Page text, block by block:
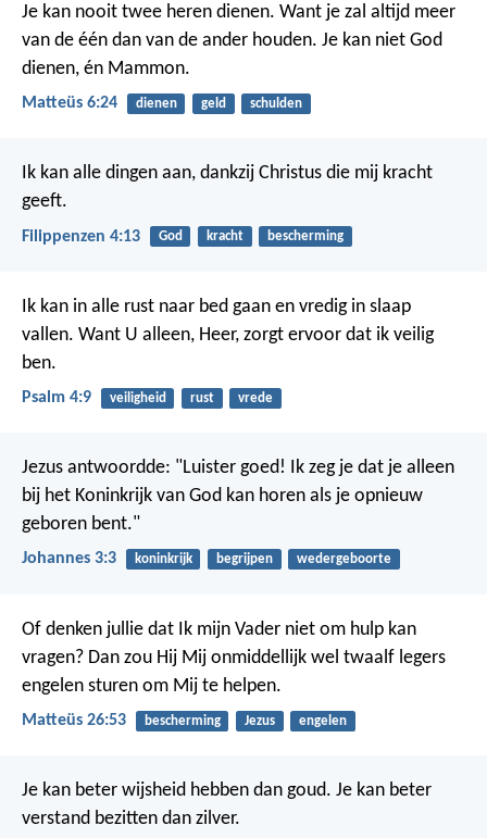
Je kan nooit twee heren dienen. Want je zal altijd meer
van de één dan van de ander houden. Je kan niet God
dienen, én Mammon.
Matteüs 6:24 dienen geld schulden
Ik kan alle dingen aan, dankzij Christus die mij kracht
geeft.
Filippenzen 4:13 God kracht bescherming
Ik kan in alle rust naar bed gaan en vredig in slaap
vallen. Want U alleen, Heer, zorgt ervoor dat ik veilig
ben.
Psalm 4:9 veiligheid rust vrede
Jezus antwoordde: "Luister goed! Ik zeg je dat je alleen
bij het Koninkrijk van God kan horen als je opnieuw
geboren bent."
Johannes 3:3 koninkrijk begrijpen wedergeboorte
Of denken jullie dat Ik mijn Vader niet om hulp kan
vragen? Dan zou Hij Mij onmiddellijk wel twaalf legers
engelen sturen om Mij te helpen.
Matteüs 26:53 bescherming Jezus engelen
Je kan beter wijsheid hebben dan goud. Je kan beter
verstand bezitten dan zilver.